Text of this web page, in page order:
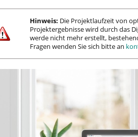
Hinweis: Die Projektlaufzeit von
Projektergebnisse wird durch das
werde nicht mehr erstellt,
Fragen wenden Sie sich bitte an